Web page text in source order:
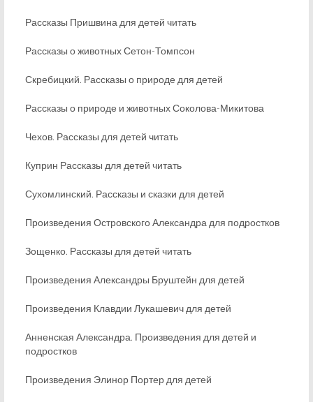
Рассказы Пришвина для детей читать
Рассказы о животных Сетон-Томпсон
Скребицкий. Рассказы о природе для детей
Рассказы о природе и животных Соколова-Микитова
Чехов. Рассказы для детей читать
Куприн Рассказы для детей читать
Сухомлинский. Рассказы и сказки для детей
Произведения Островского Александра для подростков
Зощенко. Рассказы для детей читать
Произведения Александры Бруштейн для детей
Произведения Клавдии Лукашевич для детей
Анненская Александра. Произведения для детей и
подростков
Произведения Элинор Портер для детей